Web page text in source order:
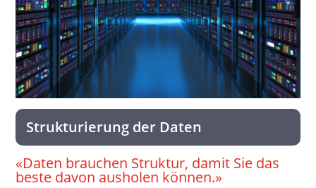
Strukturierung der Daten
«Daten brauchen Struktur, damit Sie das
beste davon ausholen können.»